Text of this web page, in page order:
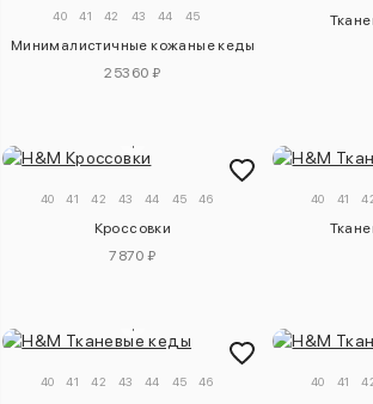
40 41 42 43 44 45
Минималистичные кожаные кеды
25360 ₽
40 41 42 43 44 45 46
Кроссовки
7870 ₽
40 41
40 41 42 43 44 45 46 40 41